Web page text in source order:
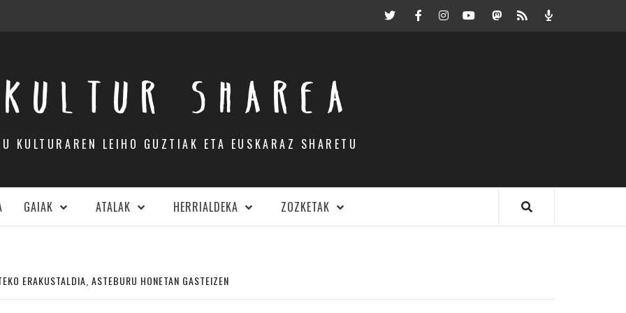
TwitterFacebookInstagramYoutubeMastodon.eus
RSS Podcast
KULTUR SHAREA
KULTURAREN LEIHO GUZTIAK ETA EUSKARAZ SHARETU
GAIAK ATALAK HERRIALDEKA ZOZKETAK
ERAKUSTALDIA, ASTEBURU HONETAN GASTEIZEN